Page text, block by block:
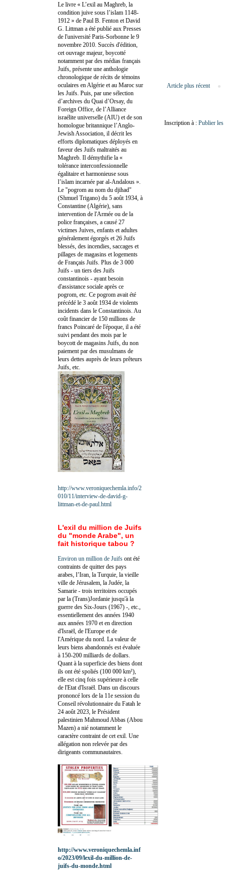
Article plus récent
Inscription à : Publier
Le livre « L’exil au Maghreb, la
condition juive sous l’islam 1148-
1912 » de Paul B. Fenton et David
G. Littman a été publié aux Presses
de l'université Paris-Sorbonne le 9
novembre 2010. Succès d'édition,
cet ouvrage majeur, boycotté
notamment par des médias français
Juifs, présente une anthologie
chronologique de récits de témoins
oculaires en Algérie et au Maroc sur
les Juifs. Puis, par une sélection
d’archives du Quai d’Orsay, du
Foreign Office, de l’Alliance
israélite universelle (AIU) et de son
homologue britannique l’Anglo-
Jewish Association, il décrit les
efforts diplomatiques déployés en
faveur des Juifs maltraités au
Maghreb. Il démythifie la «
tolérance interconfessionnelle
égalitaire et harmonieuse sous
l’islam incarnée par al-Andalous ».
Le "pogrom au nom du djihad"
(Shmuel Trigano) du 5 août 1934, à
Constantine (Algérie), sans
intervention de l'Armée ou de la
police françaises, a causé 27
victimes Juives, enfants et adultes
généralement égorgés et 26 Juifs
blessés, des incendies, saccages et
pillages de magasins et logements
de Français Juifs. Plus de 3 000
Juifs - un tiers des Juifs
constantinois - ayant besoin
d'assistance sociale après ce
pogrom, etc. Ce pogrom avait été
précédé le 3 août 1934 de violents
incidents dans le Constantinois. Au
coût financier de 150 millions de
francs Poincaré de l'époque, il a été
suivi pendant des mois par le
boycott de magasins Juifs, du non
paiement par des musulmans de
leurs dettes auprès de leurs prêteurs
Juifs, etc.
http://www.veroniquechemla.info/2
010/11/interview-de-david-g-
littman-et-de-paul.html
L'exil du million de Juifs
du "monde Arabe", un
fait historique tabou ?
Environ un million de Juifs ont été
contraints de quitter des pays
arabes, l’Iran, la Turquie, la vieille
ville de Jérusalem, la Judée, la
Samarie - trois territoires occupés
par la (Trans)Jordanie jusqu'à la
guerre des Six-Jours (1967) -, etc.,
essentiellement des années 1940
aux années 1970 et en direction
d'Israël, de l'Europe et de
l'Amérique du nord. La valeur de
leurs biens abandonnés est évaluée
à 150-200 milliards de dollars.
Quant à la superficie des biens dont
ils ont été spoliés (100 000 km²),
elle est cinq fois supérieure à celle
de l'Etat d'Israël. Dans un discours
prononcé lors de la 11e session du
Conseil révolutionnaire du Fatah le
24 août 2023, le Président
palestinien Mahmoud Abbas (Abou
Mazen) a nié notamment le
caractère contraint de cet exil. Une
allégation non relevée par des
dirigeants communautaires.
http://www.veroniquechemla.inf
o/2023/09/lexil-du-million-de-
juifs-du-monde.html